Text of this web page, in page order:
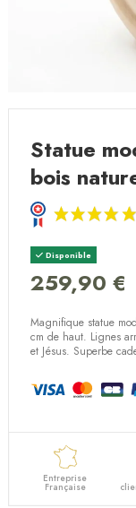
Statue
bois
Disponible
259,90 €
Magnifique statue
cm de haut. Lignes
et Jésus. Superbe
Entreprise
Française